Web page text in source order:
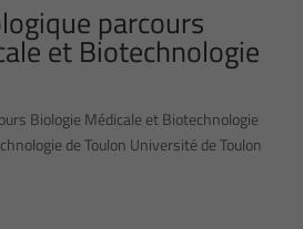
parcours
et Biotechnologie
Biologie Médicale et Biotechnologie
de Toulon Université de Toulon